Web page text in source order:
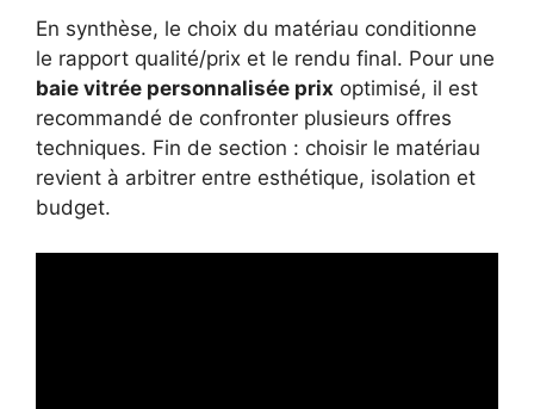
En synthèse, le choix du matériau conditionne
le rapport qualité/prix et le rendu final. Pour une
baie vitrée personnalisée prix optimisé, il est
recommandé de confronter plusieurs offres
techniques. Fin de section : choisir le matériau
revient à arbitrer entre esthétique, isolation et
budget.